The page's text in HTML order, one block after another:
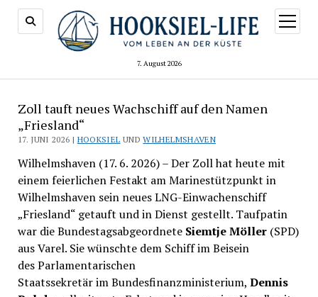
7. August 2026
Menü
öffnen
Zoll tauft neues Wachschiff auf den Namen
„Friesland“
17. JUNI 2026 | HOOKSIEL UNDWILHELMSHAVEN
Wilhelmshaven (17. 6. 2026) – Der Zoll hat heute mit
einem feierlichen Festakt am Marinestützpunkt in
Wilhelmshaven sein neues LNG-Einwachenschiff
„Friesland“ getauft und in Dienst gestellt. Taufpatin
war die Bundestagsabgeordnete Siemtje Möller(SPD)
aus Varel. Sie wünschte dem Schiff im Beisein
des Parlamentarischen
Staatssekretär im Bundesfinanzministerium, Dennis